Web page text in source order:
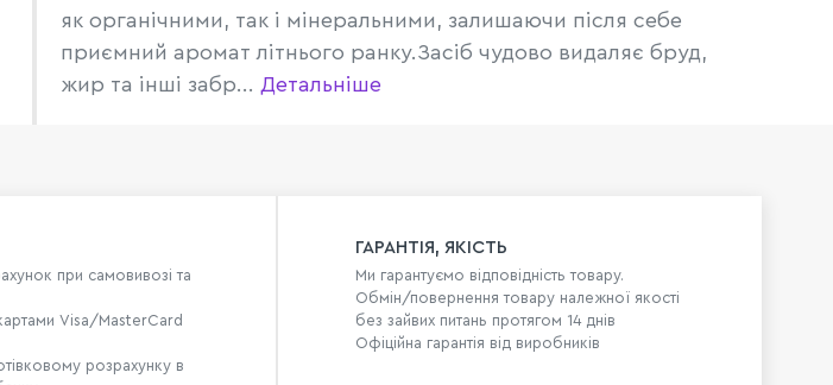
як органічними, так і мінеральними, залишаючи після себе
приємний аромат літнього ранку.Засіб чудово видаляє бруд,
жир та інші забр... Детальніше
при самовивозі та
Visa/MasterCard
розрахунку в
ГАРАНТІЯ, ЯКІСТЬ
Ми гарантуємо відповідність товару.
Обмін/повернення товару належної якості
без зайвих питань протягом 14 днів
Офіційна гарантія від виробників